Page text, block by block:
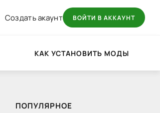
Создать акаунт ВОЙТИ В АККАУНТ
КАК УСТАНОВИТЬ МОДЫ
ПОПУЛЯРНОЕ